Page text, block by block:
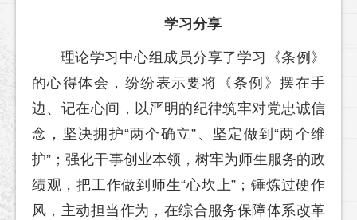
学习分享
理论学习中心组成员分享了学习《条例》
的心得体会，纷纷表示要将《条例》摆在手
边、记在心间，以严明的纪律筑牢对党忠诚信
念，坚决拥护“两个确立”、坚定做到“两个维
护”；强化干事创业本领，树牢为师生服务的政
绩观，把工作做到师生“心坎上”；锤炼过硬作
风，主动担当作为，在综合服务保障体系改革